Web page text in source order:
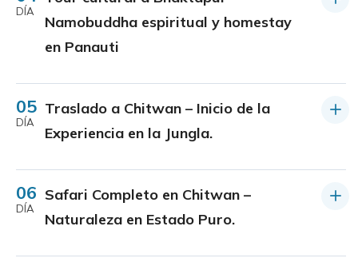
DÍA
Namobuddha espiritual y homestay
en Panauti
05
DÍA
Traslado a Chitwan – Inicio de la
Experiencia en la Jungla.
06
DÍA
Safari Completo en Chitwan –
Naturaleza en Estado Puro.